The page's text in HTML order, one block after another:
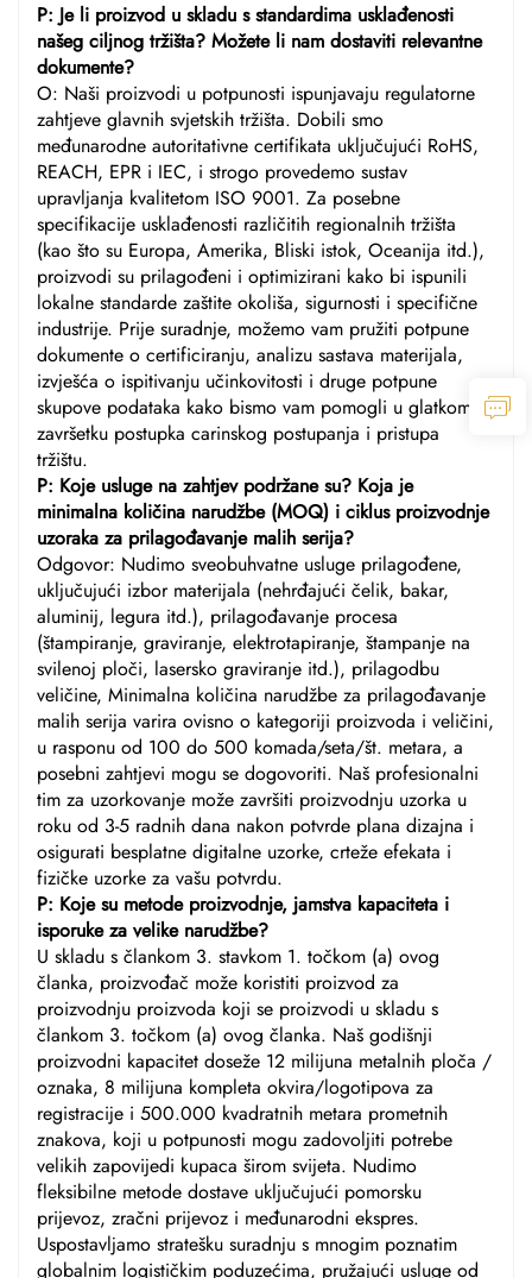
P: Je li proizvod u skladu s standardima usklađenosti
našeg ciljnog tržišta? Možete li nam dostaviti relevantne
dokumente?
O: Naši proizvodi u potpunosti ispunjavaju regulatorne
zahtjeve glavnih svjetskih tržišta. Dobili smo
međunarodne autoritativne certifikata uključujući RoHS,
REACH, EPR i IEC, i strogo provedemo sustav
upravljanja kvalitetom ISO 9001. Za posebne
specifikacije usklađenosti različitih regionalnih tržišta
(kao što su Europa, Amerika, Bliski istok, Oceanija itd.),
proizvodi su prilagođeni i optimizirani kako bi ispunili
lokalne standarde zaštite okoliša, sigurnosti i specifične
industrije. Prije suradnje, možemo vam pružiti potpune
dokumente o certificiranju, analizu sastava materijala,
izvješća o ispitivanju učinkovitosti i druge potpune
skupove podataka kako bismo vam pomogli u glatkom
završetku postupka carinskog postupanja i pristupa
tržištu.
P: Koje usluge na zahtjev podržane su? Koja je
minimalna količina narudžbe (MOQ) i ciklus proizvodnje
uzoraka za prilagođavanje malih serija?
Odgovor: Nudimo sveobuhvatne usluge prilagođene,
uključujući izbor materijala (nehrđajući čelik, bakar,
aluminij, legura itd.), prilagođavanje procesa
(štampiranje, graviranje, elektrotapiranje, štampanje na
svilenoj ploči, lasersko graviranje itd.), prilagodbu
veličine, Minimalna količina narudžbe za prilagođavanje
malih serija varira ovisno o kategoriji proizvoda i veličini,
u rasponu od 100 do 500 komada/seta/št. metara, a
posebni zahtjevi mogu se dogovoriti. Naš profesionalni
tim za uzorkovanje može završiti proizvodnju uzorka u
roku od 3-5 radnih dana nakon potvrde plana dizajna i
osigurati besplatne digitalne uzorke, crteže efekata i
fizičke uzorke za vašu potvrdu.
P: Koje su metode proizvodnje, jamstva kapaciteta i
isporuke za velike narudžbe?
U skladu s člankom 3. stavkom 1. točkom (a) ovog
članka, proizvođač može koristiti proizvod za
proizvodnju proizvoda koji se proizvodi u skladu s
člankom 3. točkom (a) ovog članka. Naš godišnji
proizvodni kapacitet doseže 12 milijuna metalnih ploča /
oznaka, 8 milijuna kompleta okvira/logotipova za
registracije i 500.000 kvadratnih metara prometnih
znakova, koji u potpunosti mogu zadovoljiti potrebe
velikih zapovijedi kupaca širom svijeta. Nudimo
fleksibilne metode dostave uključujući pomorsku
prijevoz, zračni prijevoz i međunarodni ekspres.
Uspostavljamo stratešku suradnju s mnogim poznatim
globalnim logističkim poduzećima, pružajući usluge od